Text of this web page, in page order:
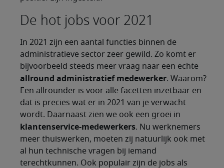
De hot jobs voor 2021
In 2021 zijn een aantal functies binnen de
administratieve sector zeer gewild. Zo komt er
bijvoorbeeld steeds meer vraag naar een echte
allround administratief medewerker. Waarom?
Een allrounder is voor alle facetten inzetbaar en
dat is precies wat er in 2021 van je verwacht
wordt. Daarnaast zien we ook een groei in
klantenservice-medewerkers. Nu werknemers
meer thuiswerken, moeten zij natuurlijk ook met
al hun technische vragen bij iemand
terechtkunnen. Ook populair zijn de jobs als